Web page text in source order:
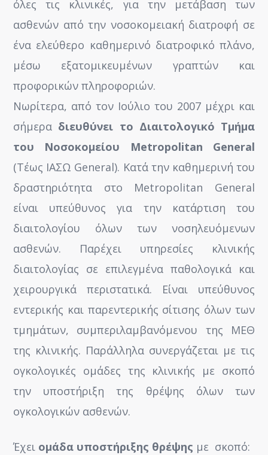
όλες τις κλινικές, για την μετάβαση των
ασθενών από την νοσοκομειακή διατροφή σε
ένα ελεύθερο καθημερινό διατροφικό πλάνο,
μέσω εξατομικευμένων γραπτών και
προφορικών πληροφοριών.
Νωρίτερα, από τον Ιούλιο του 2007 μέχρι και
σήμερα διευθύνει το Διαιτολογικό Τμήμα
του Νοσοκομείου Metropolitan General
(Τέως ΙΑΣΩ General). Κατά την καθημερινή του
δραστηριότητα στο Metropolitan General
είναι υπεύθυνος για την κατάρτιση του
διαιτολογίου όλων των νοσηλευόμενων
ασθενών. Παρέχει υπηρεσίες κλινικής
διαιτολογίας σε επιλεγμένα παθολογικά και
χειρουργικά περιστατικά. Είναι υπεύθυνος
εντερικής και παρεντερικής σίτισης όλων των
τμημάτων, συμπεριλαμβανόμενου της ΜΕΘ
της κλινικής. Παράλληλα συνεργάζεται με τις
ογκολογικές ομάδες της κλινικής με σκοπό
την υποστήριξη της θρέψης όλων των
ογκολογικών ασθενών.
Έχει ομάδα υποστήριξης θρέψης με σκοπό: